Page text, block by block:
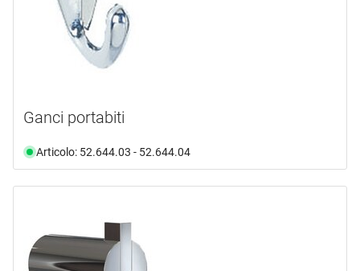
Ganci portabiti
Articolo: 52.644.03 - 52.644.04